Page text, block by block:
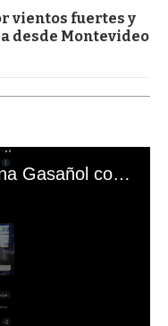
vientos fuertes y
desde Montevideo
El mal momento de Yanina Gasañol con un hincha argentino en "Subrayado"